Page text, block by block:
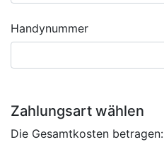
Handynummer
Zahlungsart wählen
Die Gesamtkosten betragen: